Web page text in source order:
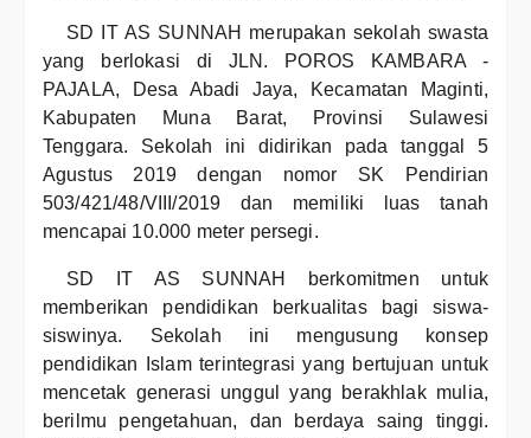
SD IT AS SUNNAH merupakan sekolah swasta
yang berlokasi di JLN. POROS KAMBARA -
PAJALA, Desa Abadi Jaya, Kecamatan Maginti,
Kabupaten Muna Barat, Provinsi Sulawesi
Tenggara. Sekolah ini didirikan pada tanggal 5
Agustus 2019 dengan nomor SK Pendirian
503/421/48/VIII/2019 dan memiliki luas tanah
mencapai 10.000 meter persegi.
SD IT AS SUNNAH berkomitmen untuk
memberikan pendidikan berkualitas bagi siswa-
siswinya. Sekolah ini mengusung konsep
pendidikan Islam terintegrasi yang bertujuan untuk
mencetak generasi unggul yang berakhlak mulia,
berilmu pengetahuan, dan berdaya saing tinggi.